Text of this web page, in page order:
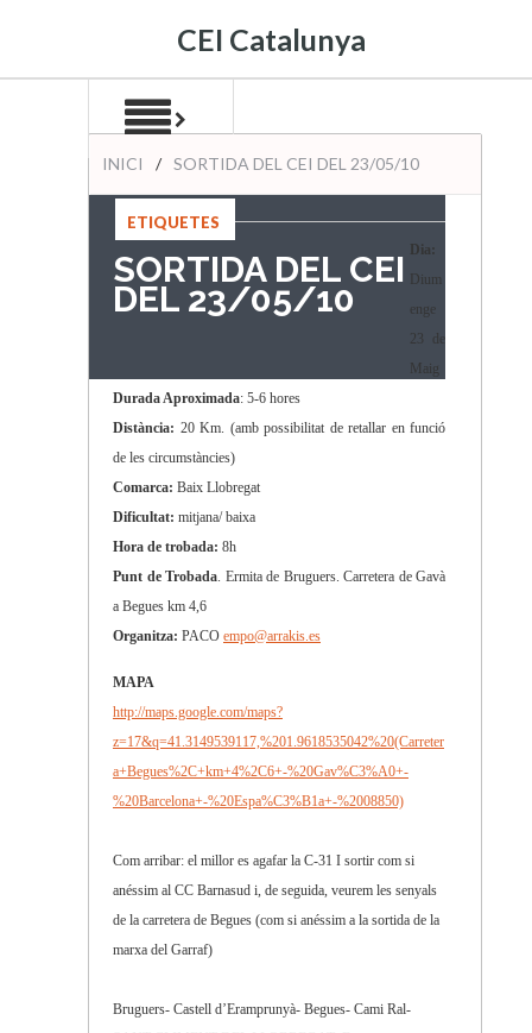
CEI Catalunya
INICI / SORTIDA DEL CEI DEL 23/05/10
ETIQUETES
:
SORTIDA DEL CEI
DEL 23/05/10
Dia:
Dium
enge
23 de
Maig
Durada Aproximada: 5-6 hores
Distància: 20 Km. (amb possibilitat de retallar en funció
de les circumstàncies)
Comarca: Baix Llobregat
Dificultat: mitjana/ baixa
Hora de trobada: 8h
Punt de Trobada. Ermita de Bruguers. Carretera de Gavà
a Begues km 4,6
Organitza: PACO empo@arrakis.es
MAPA
http://maps.google.com/maps?
z=17&q=41.3149539117,%201.9618535042%20(Carreter
a+Begues%2C+km+4%2C6+-%20Gav%C3%A0+-
%20Barcelona+-%20Espa%C3%B1a+-%2008850)
Com arribar: el millor es agafar la C-31 I sortir com si
anéssim al CC Barnasud i, de seguida, veurem les senyals
de la carretera de Begues (com si anéssim a la sortida de la
marxa del Garraf)
Bruguers- Castell d’Eramprunyà- Begues- Cami Ral-